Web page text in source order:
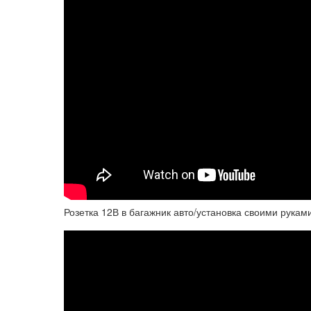
Розетка 12В в багажник авто/установка своими